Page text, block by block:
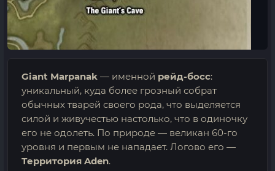
Giant Marpanak — именной рейд-босс:
уникальный, куда более грозный собрат
обычных тварей своего рода, что выделяется
силой и живучестью настолько, что в одиночку
его не одолеть. По природе — великан 60-го
уровня и первым не нападает. Логово его —
Территория Aden.